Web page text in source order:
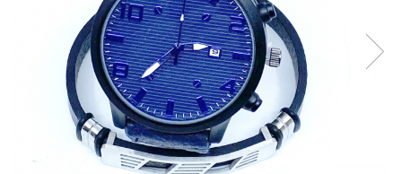
Cele mai noi
Cele mai vandute
Cele mai votate